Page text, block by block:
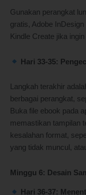
Gunakan perangkat
gratis, Adobe
Kindle Create jika
Hari 33-35:
Langkah terakhir
berbagai perangkat,
Buka file ebook pada
memastikan tampilan
kesalahan format,
yang tidak muncul,
Minggu 6: Desain
Hari 36-37: